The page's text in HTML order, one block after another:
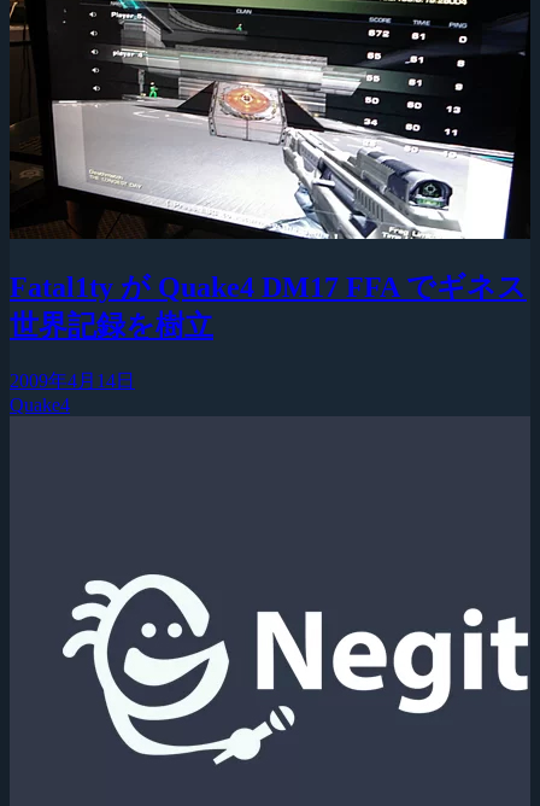
Fatal1ty が Quake4 DM17 FFA でギネス
世界記録を樹立
2009年4月14日
Quake4